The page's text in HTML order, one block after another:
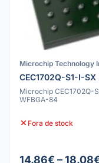
Microchip Technology
CEC1702Q-S1-I-SX
Microchip CEC1702Q-
WFBGA-84
Fora de stock
14.86€ –